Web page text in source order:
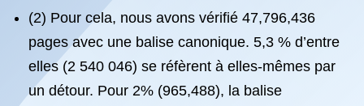
(2) Pour cela, nous avons vérifié 47,796,436
pages avec une balise canonique. 5,3 % d’entre
elles (2 540 046) se réfèrent à elles-mêmes par
un détour. Pour 2% (965,488), la balise